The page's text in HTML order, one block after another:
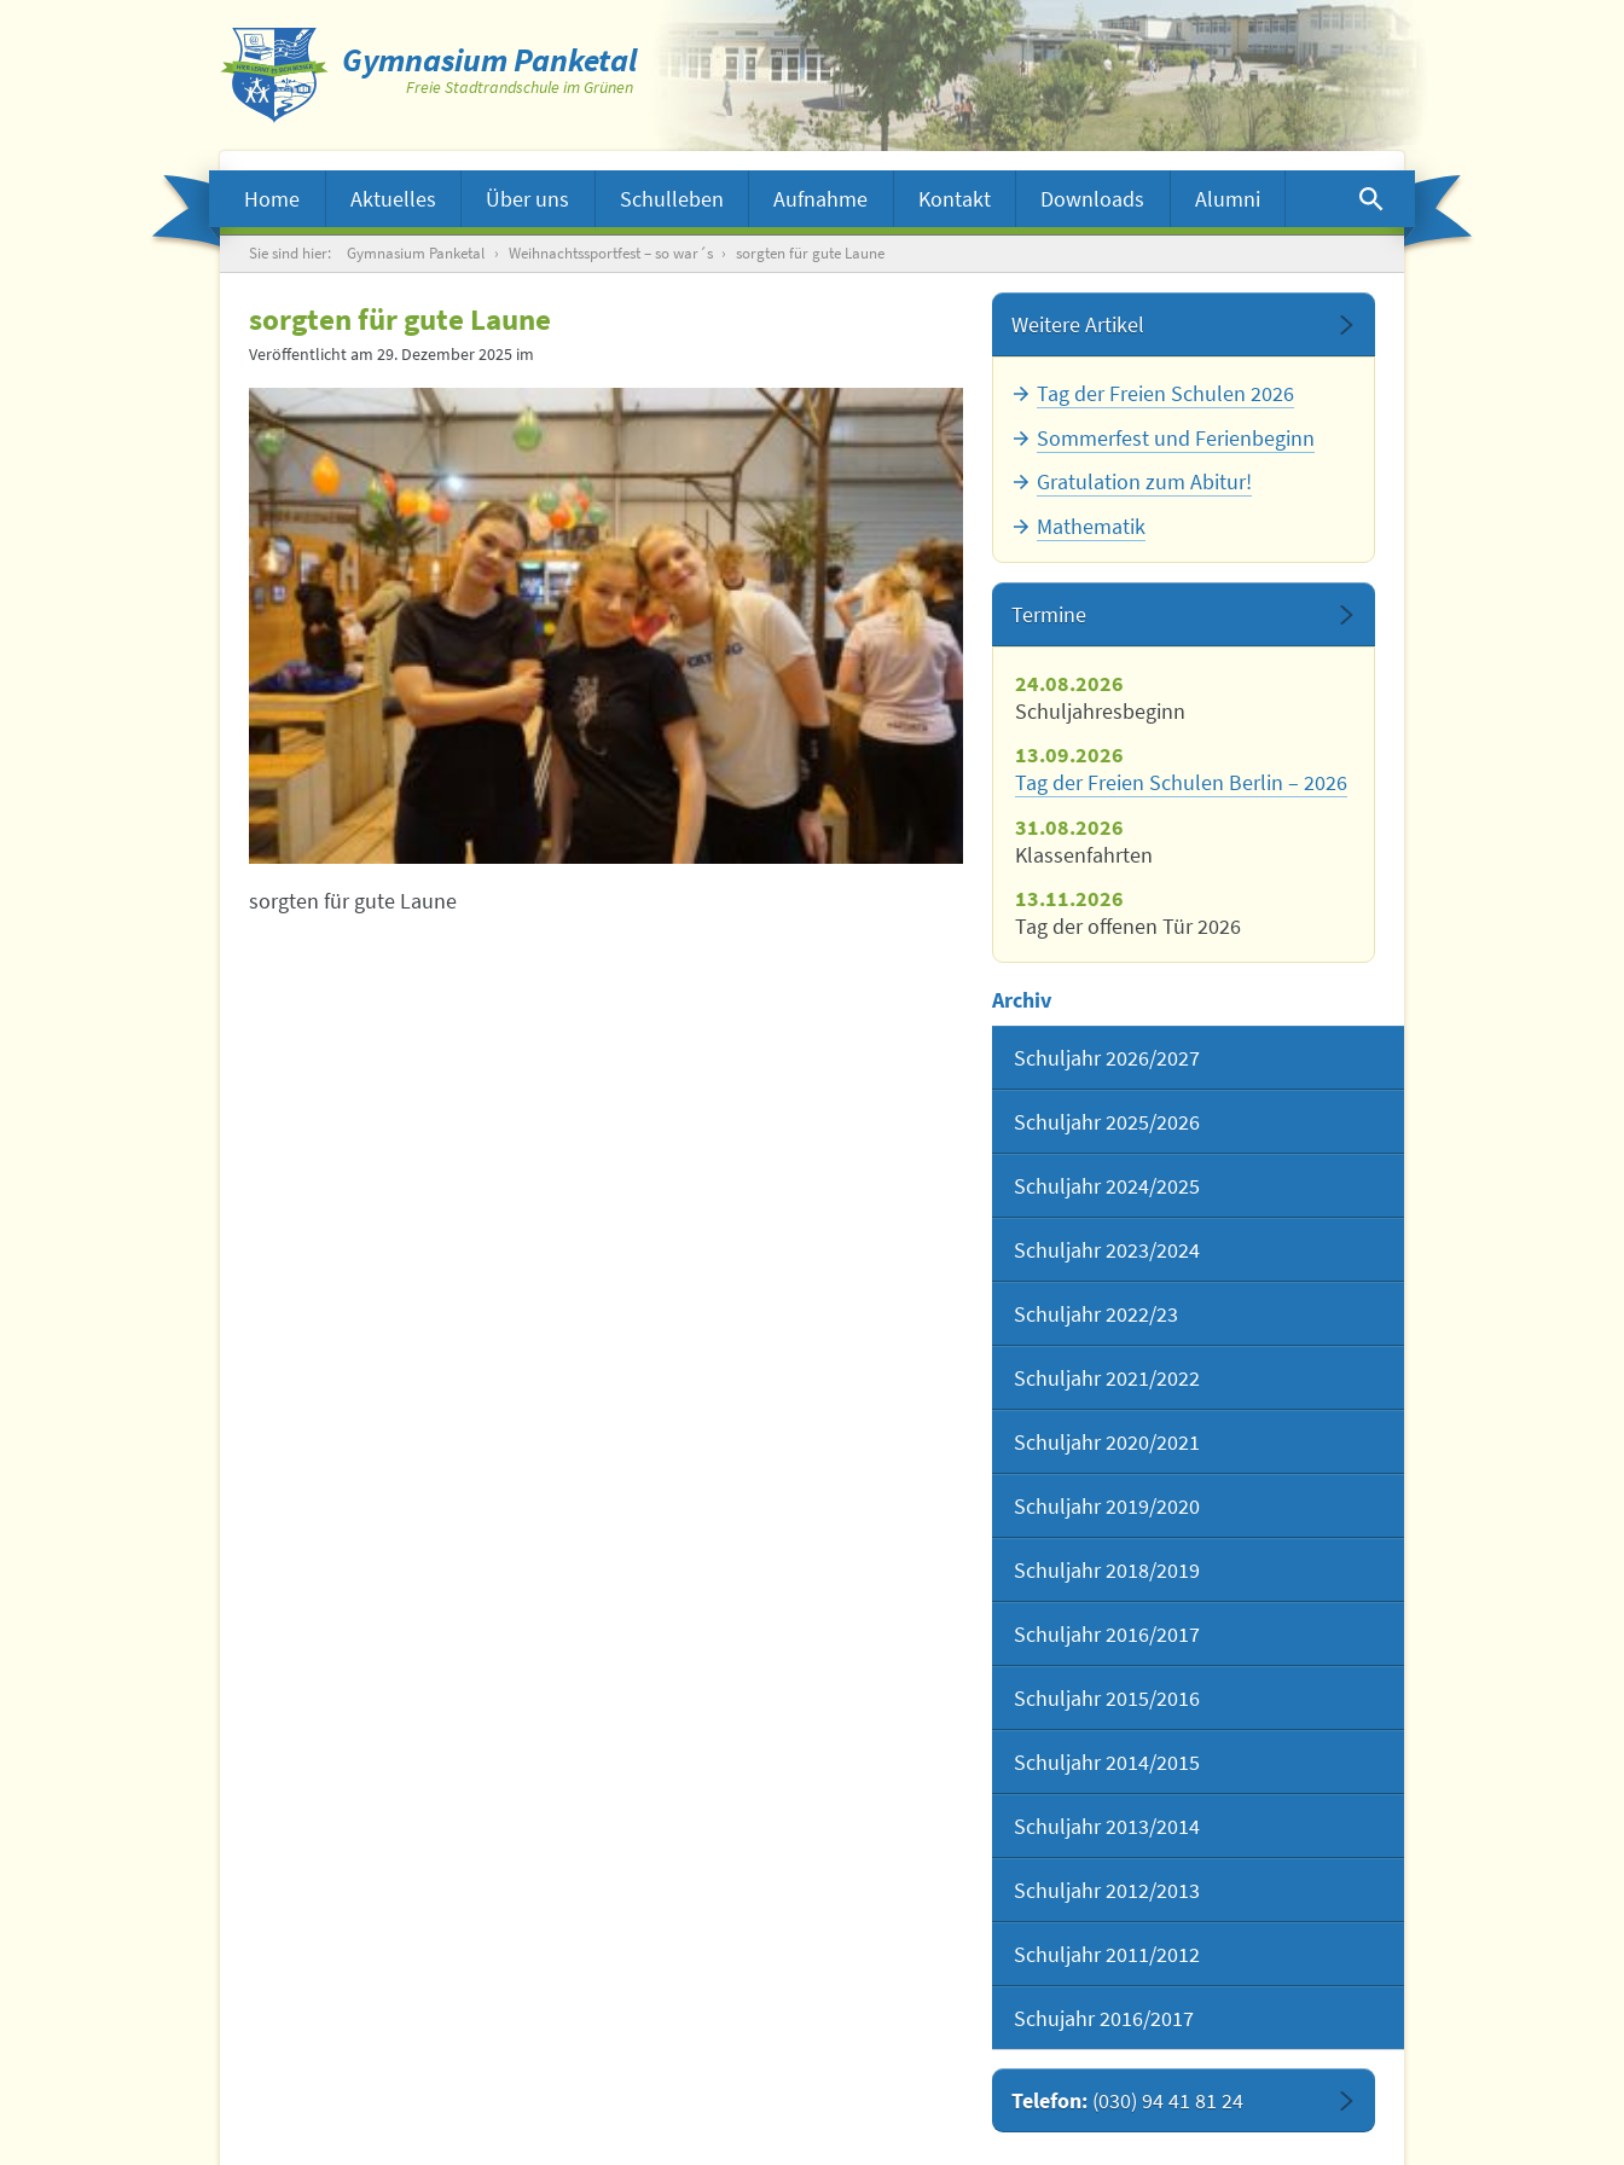
Gymnasium Panketal
Freie Stadtrandschule im Grünen
Home Aktuelles Über uns Schulleben Aufnahme Kontakt Downloads
Alumni
Suche
Sie sind hier: Gymnasium Panketal › Weihnachtssportfest – so war´s › sorgten für gute Laune
sorgten für gute Laune
Veröffentlicht am 29. Dezember 2025 im
sorgten für gute Laune
Weitere Artikel
Tag der Freien Schulen 2026
Sommerfest und Ferienbeginn
Gratulation zum Abitur!
Mathematik
Termine
24.08.2026
Schuljahresbeginn
13.09.2026
Tag der Freien Schulen Berlin – 2026
31.08.2026
Klassenfahrten
13.11.2026
Tag der offenen Tür 2026
Archiv
Schuljahr 2026/2027
Schuljahr 2025/2026
Schuljahr 2024/2025
Schuljahr 2023/2024
Schuljahr 2022/23
Schuljahr 2021/2022
Schuljahr 2020/2021
Schuljahr 2019/2020
Schuljahr 2018/2019
Schuljahr 2016/2017
Schuljahr 2015/2016
Schuljahr 2014/2015
Schuljahr 2013/2014
Schuljahr 2012/2013
Schuljahr 2011/2012
Schujahr 2016/2017
Telefon: (030) 94 41 81 24